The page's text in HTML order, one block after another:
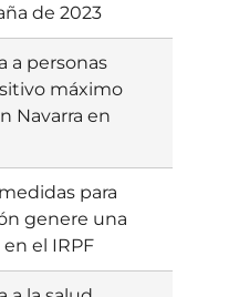
de 2023
a personas
máximo
Navarra en
para
genere una
el IRPF